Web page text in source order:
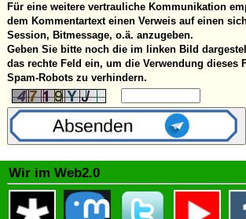
Für eine weitere vertrauliche Kommunikation
dem Kommentartext einen Verweis auf einen
Session, Bitmessage, o.ä. anzugeben.
Geben Sie bitte noch die im linken Bild
das rechte Feld ein, um die Verwendung dieses
Spam-Robots zu verhindern.
Wir im Web2.0